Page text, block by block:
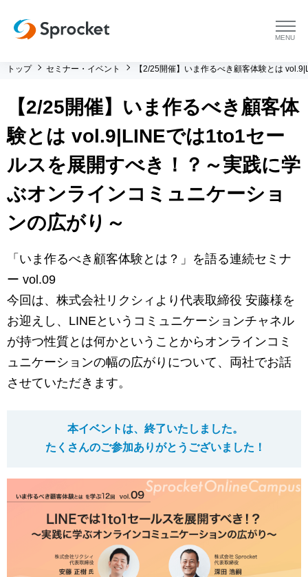
menu
プラットフォーム トップ
コンサルティング
コンサルティング トップ
運用支援 トップ
メソッド トップ
導入事例
よくある質問
会社情報
会社情報 トップ
会社概要
メンバー紹介
採用情報
創業の想い
マーケティングお役立ち資料
トップ セミナー・イベント 【2/25開催】いま作るべき顧客体験とは
【2/25開催】いま作るべき顧客体
験とは vol.9|LINEでは1to1セー
ルスを展開すべき！？～実践に学
ぶオンラインコミュニケーショ
ンの広がり～
「いま作るべき顧客体験とは？」を語る連続セミナ
ー vol.09
今回は、株式会社リクシィより代表取締役 安藤様を
お迎えし、LINEというコミュニケーションチャネル
が持つ性質とは何かということからオンラインコミ
ュニケーションの幅の広がりについて、両社でお話
させていただきます。
本イベントは、終了いたしました。
たくさんのご参加ありがとうございました！